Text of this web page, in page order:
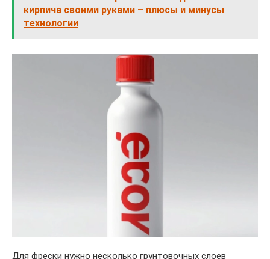
кирпича своими руками – плюсы и минусы
технологии
Для фрески нужно несколько грунтовочных слоев